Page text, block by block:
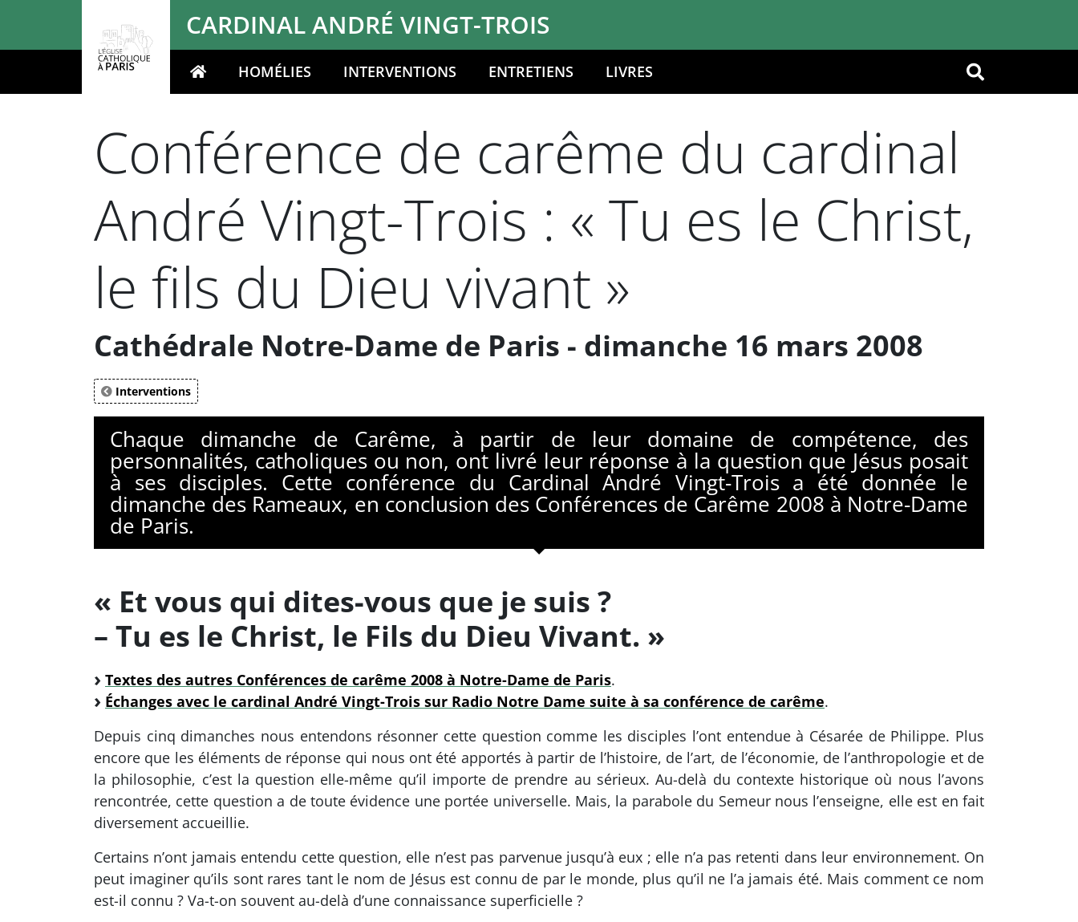
CARDINAL ANDRÉ VINGT-TROIS
Votre recherche OK
HOMÉLIES INTERVENTIONS ENTRETIENS LIVRES
Conférence de carême du cardinal
André Vingt-Trois : « Tu es le Christ,
le fils du Dieu vivant »
Cathédrale Notre-Dame de Paris - dimanche 16 mars 2008
Interventions
Chaque dimanche de Carême, à partir de leur domaine de compétence, des
personnalités, catholiques ou non, ont livré leur réponse à la question que Jésus posait
à ses disciples. Cette conférence du Cardinal André Vingt-Trois a été donnée le
dimanche des Rameaux, en conclusion des Conférences de Carême 2008 à Notre-Dame
de Paris.
« Et vous qui dites-vous que je suis ?
– Tu es le Christ, le Fils du Dieu Vivant. »
Textes des autres Conférences de carême 2008 à Notre-Dame de Paris.
Échanges avec le cardinal André Vingt-Trois sur Radio Notre Dame suite à sa conférence de carême.
Depuis cinq dimanches nous entendons résonner cette question comme les disciples l’ont entendue à Césarée de Philippe. Plus
encore que les éléments de réponse qui nous ont été apportés à partir de l’histoire, de l’art, de l’économie, de l’anthropologie et de
la philosophie, c’est la question elle-même qu’il importe de prendre au sérieux. Au-delà du contexte historique où nous l’avons
rencontrée, cette question a de toute évidence une portée universelle. Mais, la parabole du Semeur nous l’enseigne, elle est en fait
diversement accueillie.
Certains n’ont jamais entendu cette question, elle n’est pas parvenue jusqu’à eux ; elle n’a pas retenti dans leur environnement. On
peut imaginer qu’ils sont rares tant le nom de Jésus est connu de par le monde, plus qu’il ne l’a jamais été. Mais comment ce nom
est-il connu ? Va-t-on souvent au-delà d’une connaissance superficielle ?